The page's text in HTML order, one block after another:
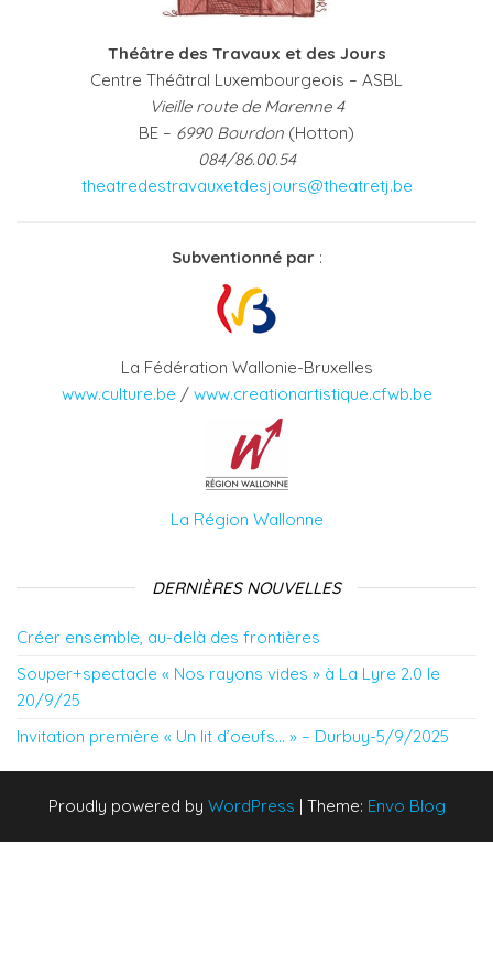
Théâtre des Travaux et des Jours
Centre Théâtral Luxembourgeois – ASBL
Vieille route de Marenne 4
BE – 6990 Bourdon (Hotton)
084/86.00.54
theatredestravauxetdesjours@theatretj.be
Subventionné par :
La Fédération Wallonie-Bruxelles
www.culture.be / www.creationartistique.cfwb.be
La Région Wallonne
DERNIÈRES NOUVELLES
Créer ensemble, au-delà des frontières
Souper+spectacle « Nos rayons vides » à La Lyre 2.0 le
20/9/25
Invitation première « Un lit d’oeufs… » – Durbuy-5/9/2025
Proudly powered by WordPress | Theme: Envo Blog